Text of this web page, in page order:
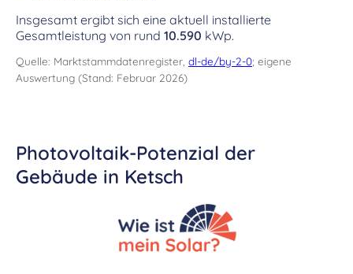
Insgesamt ergibt sich eine aktuell installierte
Gesamtleistung von rund 10.590 kWp.
Quelle: Marktstammdatenregister, dl-de/by-2-0; eigene
Auswertung (Stand: Februar 2026)
Photovoltaik-Potenzial der
Gebäude in Ketsch